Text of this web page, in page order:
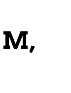
M,